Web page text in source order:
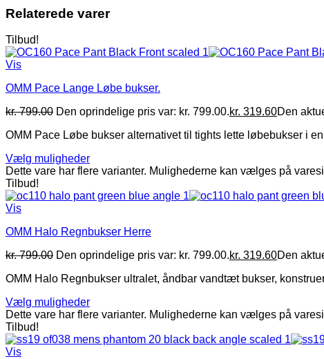
Relaterede varer
Tilbud!
Vis
OMM Pace Lange Løbe bukser.
kr.799.00 Den oprindelige pris var: kr. 799.00.kr. 319.60Den
OMM Pace Løbe bukser alternativet til tights lette løbebukser i
Vælg muligheder
Dette vare har flere varianter. Mulighederne kan vælges på
Tilbud!
Vis
OMM Halo Regnbukser Herre
kr.799.00 Den oprindelige pris var: kr. 799.00.kr. 319.60Den
OMM Halo Regnbukser ultralet, åndbar vandtæt bukser,
Vælg muligheder
Dette vare har flere varianter. Mulighederne kan vælges på
Tilbud!
Vis